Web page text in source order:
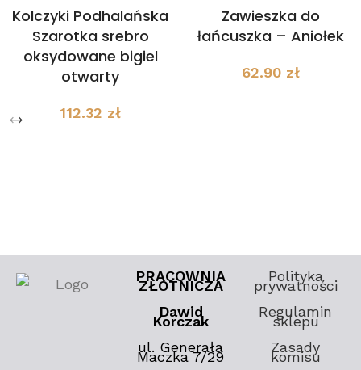
Kolczyki Podhalańska
Szarotka srebro
oksydowane bigiel
otwarty
112.32 zł
Zawieszka do
łańcuszka – Aniołek
62.90 zł
PRACOWNIA
ZŁOTNICZA
Dawid
Korczak
ul. Generała
Maczka 7/29
Polityka
prywatności
Regulamin
sklepu
Zasady
komisu